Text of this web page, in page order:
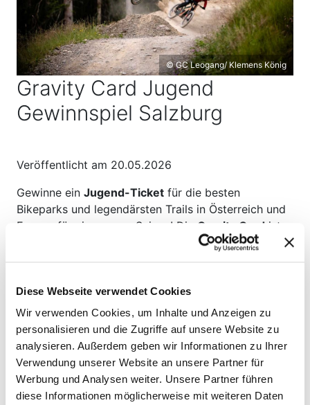
Diese Webseite verwendet Cookies
Wir verwenden Cookies, um Inhalte und Anzeigen zu
personalisieren und die Zugriffe auf unsere Website zu
analysieren. Außerdem geben wir Informationen zu Ihrer
Verwendung unserer Website an unsere Partner für
Werbung und Analysen weiter. Unsere Partner führen
diese Informationen möglicherweise mit weiteren Daten
Gravity Card Jugend
Gewinnspiel Salzburg
Veröffentlicht am 20.05.2026
Gewinne ein Jugend-Ticket für die besten
Bikeparks und legendärsten Trails in Österreich und
Europa für eine ganze Saison! Die Gravity Card ist
dein Schlüssel zu einem unvergesslichen
Bikesommer. Flowlines, Freerides, Downhill,
dich!
So kannst du mitmachen
Du bist zwischen 17 und 19 Jahre alt (Jahrgang
2007-2009) und wohnst im Bundesland Salzburg?
Dann hol dir dieÖsterreich radelt Appund melde
dich zumGravity Card Jugend Gewinnspiel
© GC Leogang/ Klemens König